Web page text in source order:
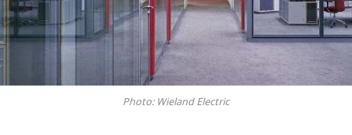
Photo: Wieland Electric